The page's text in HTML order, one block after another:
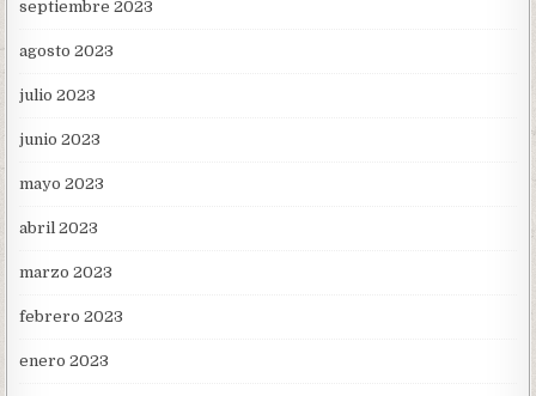
septiembre 2023
agosto 2023
julio 2023
junio 2023
mayo 2023
abril 2023
marzo 2023
febrero 2023
enero 2023